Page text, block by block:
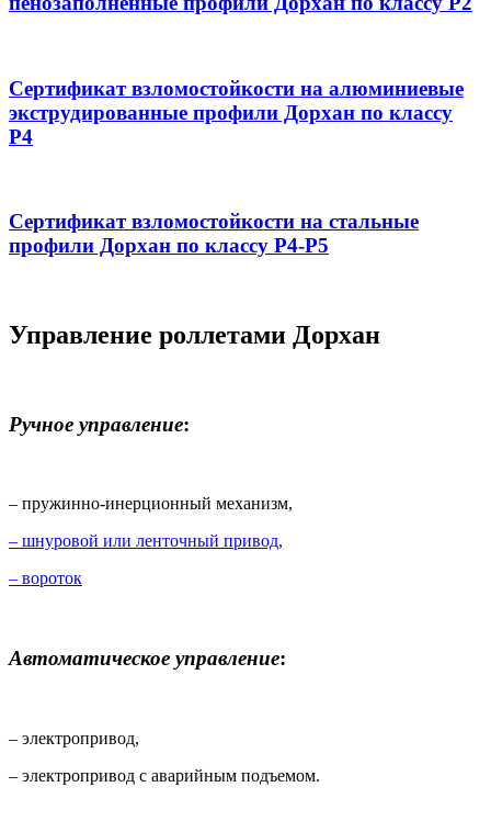
Сертификат взломостойкости на алюминиевые
экструдированные профили Дорхан по классу
Р4
Сертификат взломостойкости на стальные
профили Дорхан по классу Р4-Р5
Управление роллетами Дорхан
Ручное управление:
– пружинно-инерционный механизм,
– шнуровой или ленточный привод,
– вороток
Автоматическое управление:
– электропривод,
– электропривод с аварийным подъемом.